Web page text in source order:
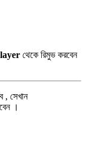
থেকে রিমুভ করবেন
, সেখান
।